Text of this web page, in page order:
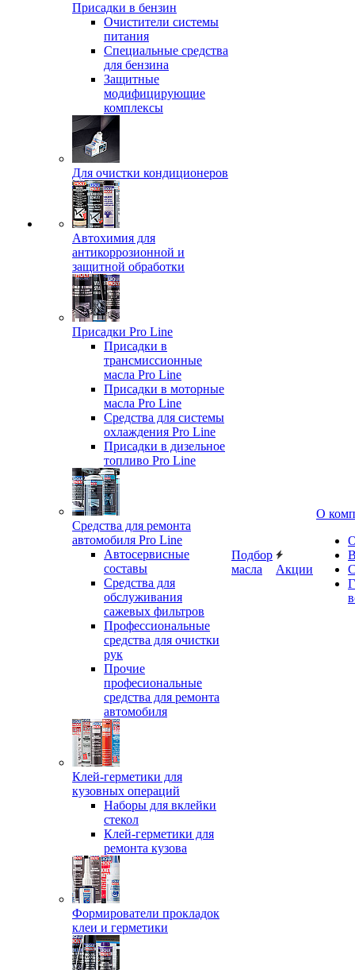
Присадки в бензин
Очистители системы
питания
Специальные срeдства
для бензина
Защитные
модифицирующие
комплексы
Для очистки кондиционеров
Автохимия для
антикоррозионной и
защитной обработки
Присадки Pro Line
Присадки в
трансмиссионные
масла Pro Line
Присадки в моторные
масла Pro Line
Средства для системы
охлаждения Pro Line
Присадки в дизельное
топливо Pro Line
Средства для ремонта
автомобиля Pro Line
Автосервисные
составы
Средства для
обслуживания
сажевых фильтров
Профессиональные
средства для очистки
рук
Прочие
професиональные
средства для ремонта
автомобиля
Клей-герметики для
кузовных операций
Наборы для вклейки
стекол
Клей-герметики для
ремонта кузова
Формирователи прокладок
клеи и герметики
Подбор
масла
Акции
О